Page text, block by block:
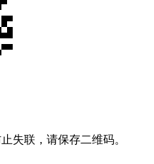
失联，请保存二维码。